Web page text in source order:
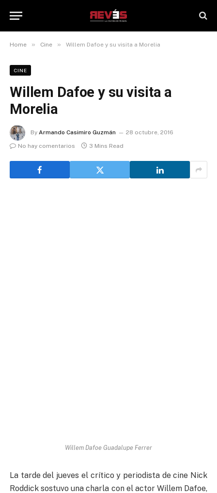
Home » Cine » Willem Dafoe y su visita a Morelia
CINE
Willem Dafoe y su visita a
Morelia
By Armando Casimiro Guzmán
28 octubre, 2016
No hay comentarios
3 Mins Read
Willem Dafoe Guadalupe Ferrer
La tarde del jueves el crítico y periodista de cine Nick
Roddick sostuvo una charla con el actor Willem Dafoe,